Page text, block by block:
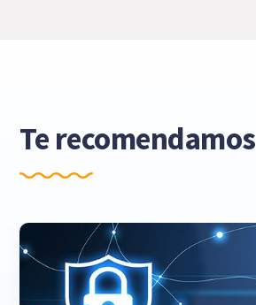
Te recomendamos